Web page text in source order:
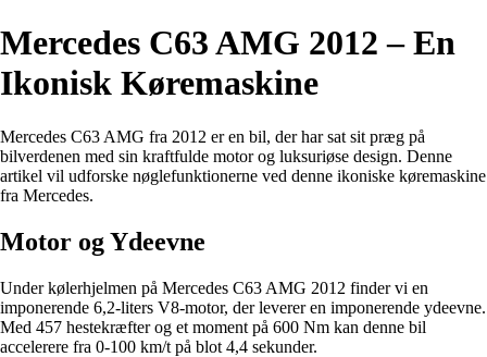
Mercedes C63 AMG 2012 – En
Ikonisk Køremaskine
Mercedes C63 AMG fra 2012 er en bil, der har sat sit præg på
bilverdenen med sin kraftfulde motor og luksuriøse design. Denne
artikel vil udforske nøglefunktionerne ved denne ikoniske køremaskine
fra Mercedes.
Motor og Ydeevne
Under kølerhjelmen på Mercedes C63 AMG 2012 finder vi en
imponerende 6,2-liters V8-motor, der leverer en imponerende ydeevne.
Med 457 hestekræfter og et moment på 600 Nm kan denne bil
accelerere fra 0-100 km/t på blot 4,4 sekunder.